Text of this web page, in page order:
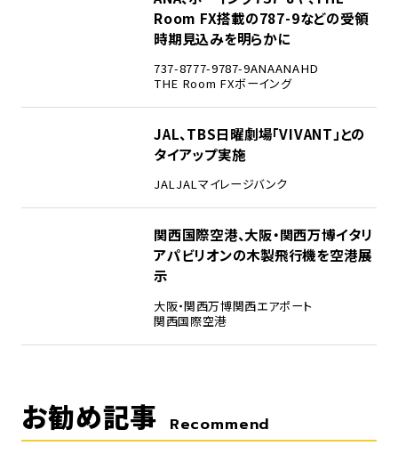
Room FX搭載の787-9などの受領
時期見込みを明らかに
737-8777-9787-9ANAANAHD
THE Room FXボーイング
JAL、TBS日曜劇場「VIVANT」との
タイアップ実施
JALJALマイレージバンク
関西国際空港、大阪・関西万博イタリ
アパビリオンの木製飛行機を空港展
示
大阪・関西万博関西エアポート
関西国際空港
お勧め記事 Recommend